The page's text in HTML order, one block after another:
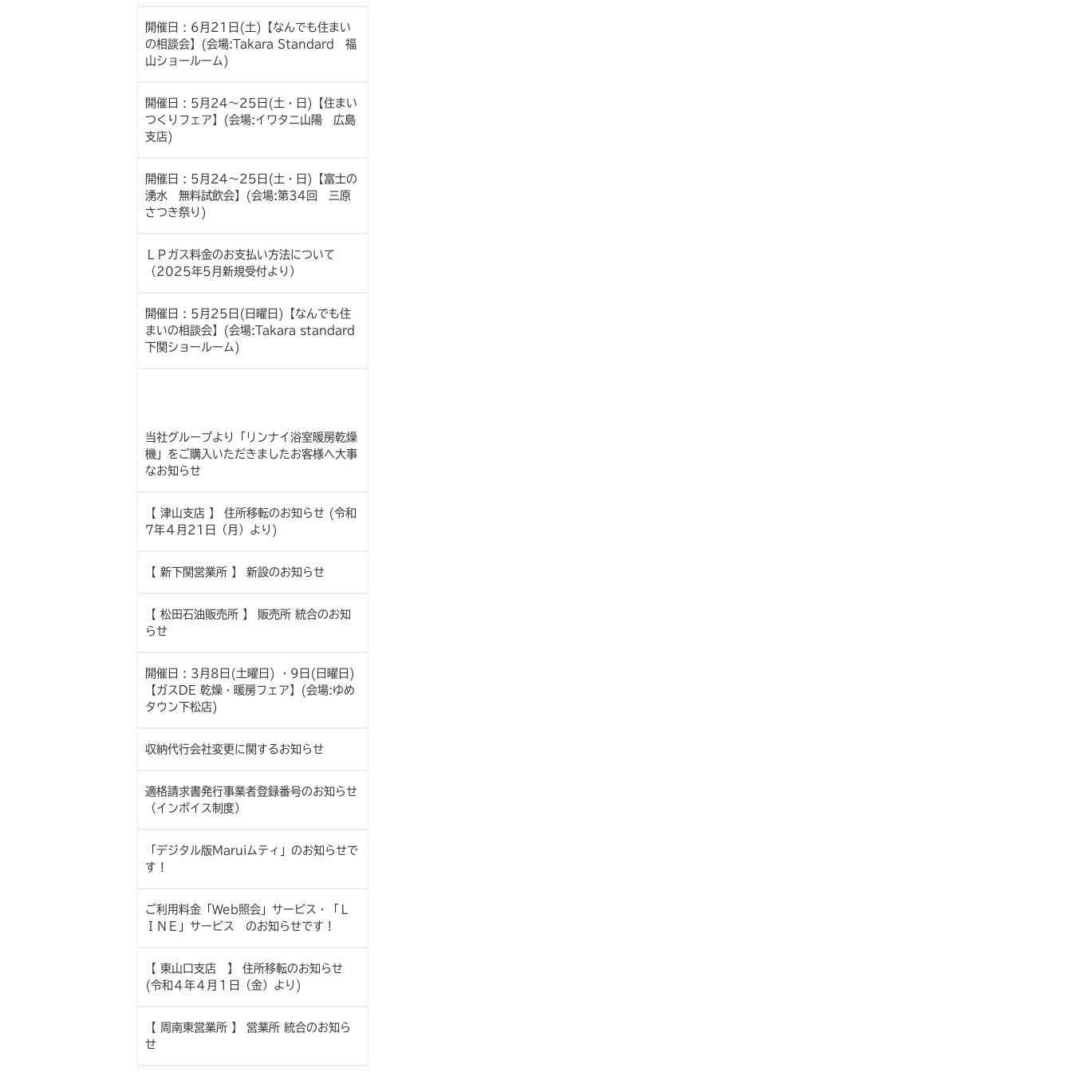
開催日 : 6月21日(土)【なんでも住まい
の相談会】(会場:Takara Standard 福
山ショールーム)
開催日 : 5月24～25日(土・日)【住まい
つくりフェア】(会場:イワタニ山陽 広島
支店)
開催日 : 5月24～25日(土・日)【富士の
湧水 無料試飲会】(会場:第34回 三原
さつき祭り)
ＬＰガス料金のお支払い方法について
（2025年5月新規受付より）
開催日 : 5月25日(日曜日)【なんでも住
まいの相談会】(会場:Takara standard
下関ショールーム)
当社グループより「リンナイ浴室暖房乾燥
機」をご購入いただきましたお客様へ大事
なお知らせ
【 津山支店 】 住所移転のお知らせ (令和
7年４月21日（月）より)
【 新下関営業所 】 新設のお知らせ
【 松田石油販売所 】 販売所 統合のお知
らせ
開催日 : 3月8日(土曜日) ・9日(日曜日)
【ガスDE 乾燥・暖房フェア】(会場:ゆめ
タウン下松店)
収納代行会社変更に関するお知らせ
適格請求書発行事業者登録番号のお知らせ
（インボイス制度）
「デジタル版Maruiムティ」のお知らせで
す !
ご利用料金「Web照会」サービス・「Ｌ
ＩＮＥ」サービス のお知らせです !
【 東山口支店 】 住所移転のお知らせ
(令和４年４月１日（金）より)
【 周南東営業所 】 営業所 統合のお知ら
せ